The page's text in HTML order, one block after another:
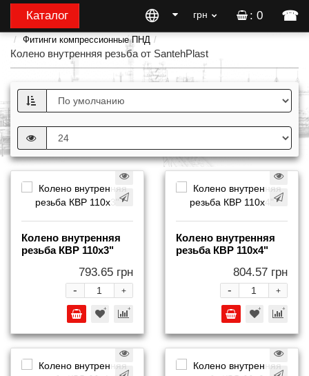
: 0 ☎
Каталог грн
Фитинги компрессионные ПНД
Колено внутренняя резьба от SantehPlast
Колено внутренняя
резьба КВР 110x3"
793.65 грн
+
-
Колено внутренняя
резьба КВР 110x4"
804.57 грн
+
-